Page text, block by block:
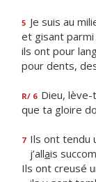
5 Je suis au
et gisant
ils ont pour
pour dents,
R/ 6 Dieu, lève-t
que ta gloire
7 Ils ont tendu
j’allais
Ils ont creusé